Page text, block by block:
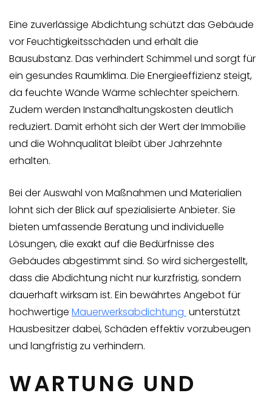
Eine zuverlässige Abdichtung schützt das Gebäude
vor Feuchtigkeitsschäden und erhält die
Bausubstanz. Das verhindert Schimmel und sorgt für
ein gesundes Raumklima. Die Energieeffizienz steigt,
da feuchte Wände Wärme schlechter speichern.
Zudem werden Instandhaltungskosten deutlich
reduziert. Damit erhöht sich der Wert der Immobilie
und die Wohnqualität bleibt über Jahrzehnte
erhalten.
Bei der Auswahl von Maßnahmen und Materialien
lohnt sich der Blick auf spezialisierte Anbieter. Sie
bieten umfassende Beratung und individuelle
Lösungen, die exakt auf die Bedürfnisse des
Gebäudes abgestimmt sind. So wird sichergestellt,
dass die Abdichtung nicht nur kurzfristig, sondern
dauerhaft wirksam ist. Ein bewährtes Angebot für
hochwertige Mauerwerksabdichtung unterstützt
Hausbesitzer dabei, Schäden effektiv vorzubeugen
und langfristig zu verhindern.
WARTUNG UND